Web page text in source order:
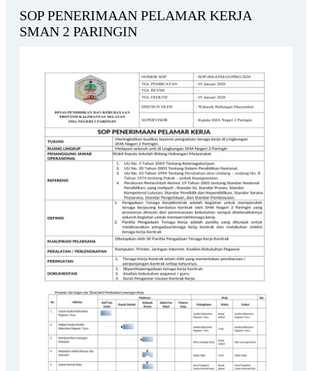
SOP PENERIMAAN PELAMAR KERJA
SMAN 2 PARINGIN